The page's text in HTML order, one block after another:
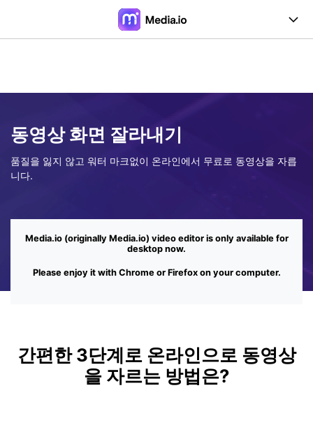
데스크탑 도구
가격
동영상 화면 잘라내기
품질을 잃지 않고 워터 마크없이 온라인에서 무료로 동영상을 자릅
니다.
Media.io (originally Media.io) video editor is only available for
desktop now.
Please enjoy it with Chrome or Firefox on your computer.
간편한 3단계로 온라인으로 동영상
을 자르는 방법은?